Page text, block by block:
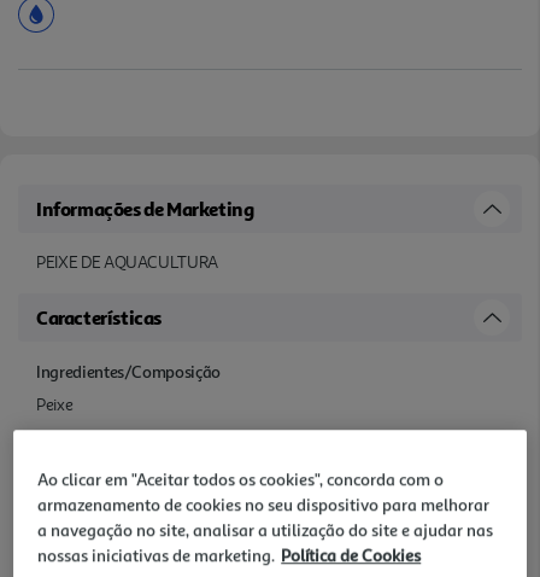
Informações de Marketing
PEIXE DE AQUACULTURA
Características
Ingredientes/Composição
Peixe
Conservar entre 0ºC e 2ºC
Informações
Ao clicar em "Aceitar todos os cookies", concorda com o
armazenamento de cookies no seu dispositivo para melhorar
a navegação no site, analisar a utilização do site e ajudar nas
nossas iniciativas de marketing. Política de Cookies